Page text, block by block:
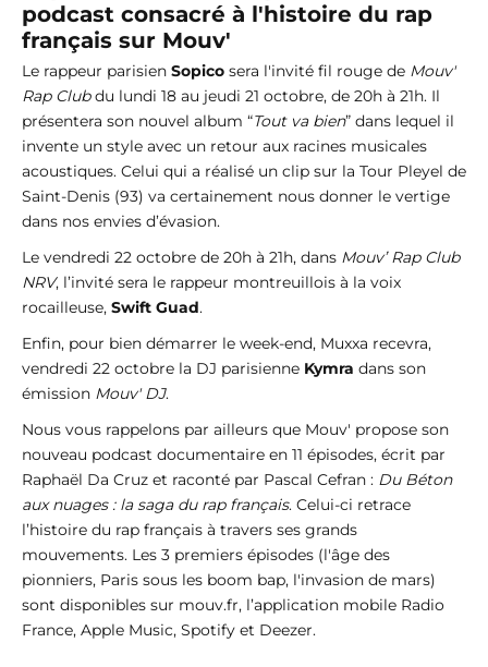
podcast consacré à l'histoire du rap
français sur Mouv'
Le rappeur parisien Sopico sera l'invité fil rouge de Mouv'
Rap Clubdu lundi 18 au jeudi 21 octobre, de 20h à 21h. Il
présentera son nouvel album “Tout va bien” dans lequel il
invente un style avec un retour aux racines musicales
acoustiques. Celui qui a réalisé un clip sur la Tour Pleyel de
Saint-Denis (93) va certainement nous donner le vertige
dans nos envies d’évasion.
Le vendredi 22 octobre de 20h à 21h, dans Mouv’ Rap Club
NRV, l’invité sera le rappeur montreuillois à la voix
rocailleuse, Swift Guad.
Enfin, pour bien démarrer le week-end, Muxxa recevra,
vendredi 22 octobre la DJ parisienne Kymra dans son
émission Mouv' DJ.
Nous vous rappelons par ailleurs que Mouv' propose son
nouveau podcast documentaire en 11 épisodes, écrit par
Raphaël Da Cruz et raconté par Pascal Cefran : Du Béton
aux nuages : la saga du rap français. Celui-ci retrace
l’histoire du rap français à travers ses grands
mouvements. Les 3 premiers épisodes (l'âge des
pionniers, Paris sous les boom bap, l'invasion de mars)
sont disponibles sur mouv.fr, l’application mobile Radio
France, Apple Music, Spotify et Deezer.